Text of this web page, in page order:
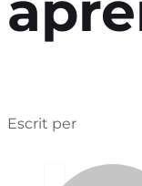
Escrit per